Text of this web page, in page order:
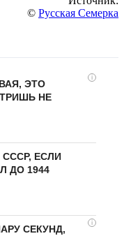
© Русская Семерка
i
ЭТО
НЕ
ЕСЛИ
ДО 1944
i
СЕКУНД,